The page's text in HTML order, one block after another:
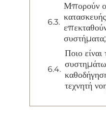
Μπορούν
συστήματα;
Ποιο
τεχνητή